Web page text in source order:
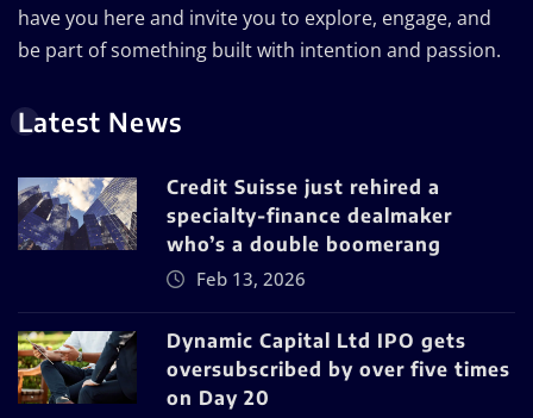
have you here and invite you to explore, engage, and
be part of something built with intention and passion.
Latest News
Credit Suisse just rehired a
specialty-finance dealmaker
who’s a double boomerang
Feb 13, 2026
Dynamic Capital Ltd IPO gets
oversubscribed by over five times
on Day 20